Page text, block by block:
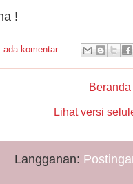
!
ada komentar:
Beranda
Lihat versi
Langganan: